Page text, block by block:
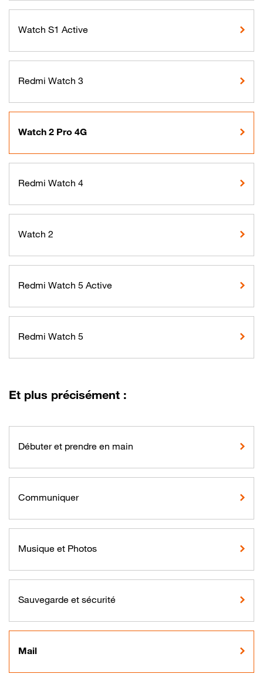
Watch S1 Active
Redmi Watch 3
Watch 2 Pro 4G
Redmi Watch 4
Watch 2
Redmi Watch 5 Active
Redmi Watch 5
Et plus précisément :
Débuter et prendre en main
Communiquer
Musique et Photos
Sauvegarde et sécurité
Mail